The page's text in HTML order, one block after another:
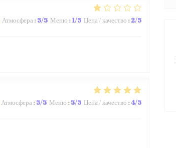
Атмосфера :5/5 Меню :1/5 Цена / качество :2/5
Атмосфера :5/5 Меню :5/5 Цена / качество :4/5